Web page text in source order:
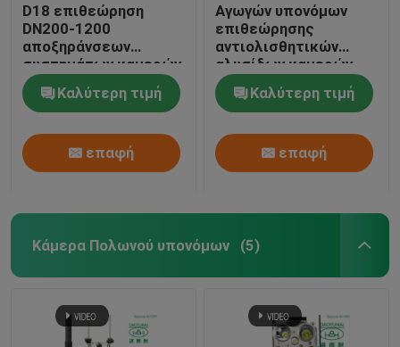
D18 επιθεώρηση
DN200-1200
αποξηράνσεων
συστημάτων καμερών
υπονόμων
αντιολισθητικών
αλυσίδων
σωληνώσεων CCTV
Καλύτερη τιμή
επαφή
Αγωγών υπονόμων
επιθεώρησης
αντιολισθητικών
αλυσίδων καμερών
μικρός σωλήνας
DN200-400 CCTV
συστημάτων μίνι
Καλύτερη τιμή
επαφή
Κάμερα Πολωνού υπονόμων (5)